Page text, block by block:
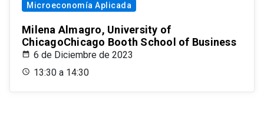
Microeconomía Aplicada
Milena Almagro, University of
ChicagoChicago Booth School of Business
6 de Diciembre de 2023
13:30 a 14:30